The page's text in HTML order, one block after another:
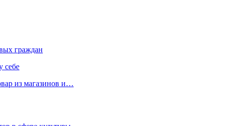
граждан
себе
из магазинов и…